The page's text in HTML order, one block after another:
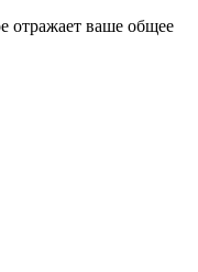
отражает ваше общее